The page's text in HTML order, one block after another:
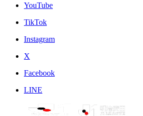
YouTube
TikTok
Instagram
X
Facebook
LINE